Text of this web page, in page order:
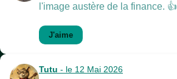
l'image austère de la finance. 👍
J'aime
Tutu - le 12 Mai 2026